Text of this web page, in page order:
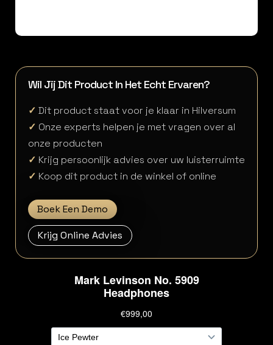
Wil Jij Dit Product In Het Echt Ervaren?
✓ Dit product staat voor je klaar in Hilversum
✓ Onze experts helpen je met vragen over al
onze producten
✓ Krijg persoonlijk advies over uw luisterruimte
✓ Koop dit product in de winkel of online
Boek Een Demo
Krijg Online Advies